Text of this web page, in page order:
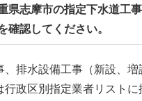
県志摩市の指定下水道工
確認してください。
排水設備工事（新設、増
行政区別指定業者リストに